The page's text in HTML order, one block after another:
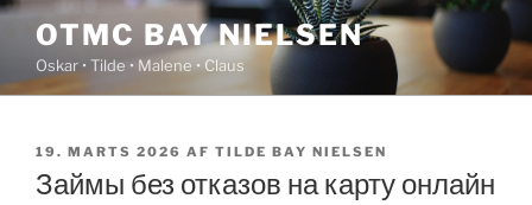
Videre
indhold
OTMC BAY NIELSEN
Oskar • Tilde • Malene • Claus
UDGIVET
DEN
19. MARTS 2026 AF TILDE BAY NIELSEN
Займы без отказов на карту онлайн